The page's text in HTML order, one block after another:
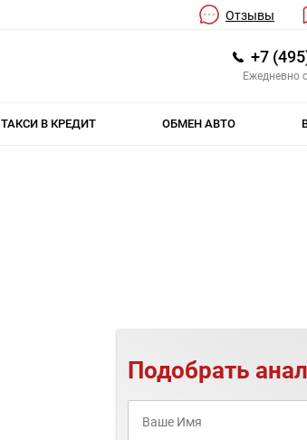
Отзывы
+7
Ежедневно
ТАКСИ В КРЕДИТ ОБМЕН АВТО
Подобрать